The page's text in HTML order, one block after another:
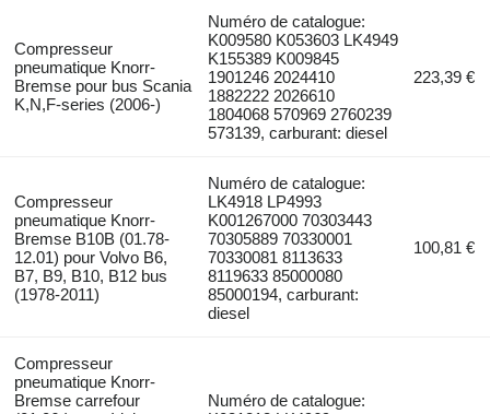
Compresseur
pneumatique Knorr-
Bremse pour bus Scania
K,N,F-series (2006-)
Numéro de catalogue:
K009580 K053603 LK4949
K155389 K009845
1901246 2024410
1882222 2026610
1804068 570969 2760239
573139, carburant: diesel
223,39 €
Compresseur
pneumatique Knorr-
Bremse B10B (01.78-
12.01) pour Volvo B6,
B7, B9, B10, B12 bus
(1978-2011)
Numéro de catalogue:
LK4918 LP4993
K001267000 70303443
70305889 70330001
70330081 8113633
8119633 85000080
85000194, carburant:
diesel
100,81 €
Compresseur
pneumatique Knorr-
Bremse carrefour
Numéro de catalogue: